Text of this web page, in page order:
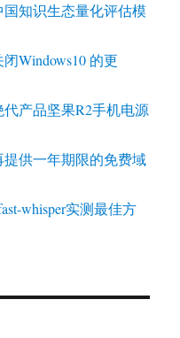
知识生态量化评估模
Windows10 的更
产品坚果R2手机电源
提供一年期限的免费域
whisper实测最佳方